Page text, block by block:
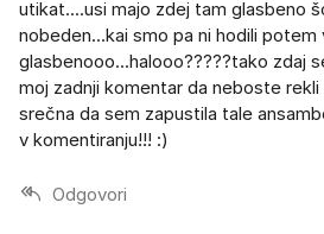
utikat....usi majo zdej tam glasbeno
nobeden...kai smo pa ni hodili potem
glasbenooo...halooo?????tako zdaj
moj zadnji komentar da neboste
srečna da sem zapustila tale
v komentiranju!!! :)
Odgovori